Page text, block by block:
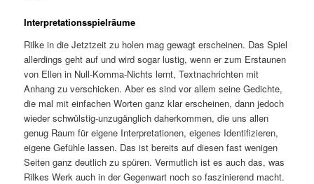
Interpretationsspielräume
Rilke in die Jetztzeit zu holen mag gewagt erscheinen. Das Spiel
allerdings geht auf und wird sogar lustig, wenn er zum Erstaunen
von Ellen in Null-Komma-Nichts lernt, Textnachrichten mit
Anhang zu verschicken. Aber es sind vor allem seine Gedichte,
die mal mit einfachen Worten ganz klar erscheinen, dann jedoch
wieder schwülstig-unzugänglich daherkommen, die uns allen
genug Raum für eigene Interpretationen, eigenes Identifizieren,
eigene Gefühle lassen. Das ist bereits auf diesen fast wenigen
Seiten ganz deutlich zu spüren. Vermutlich ist es auch das, was
Rilkes Werk auch in der Gegenwart noch so faszinierend macht.